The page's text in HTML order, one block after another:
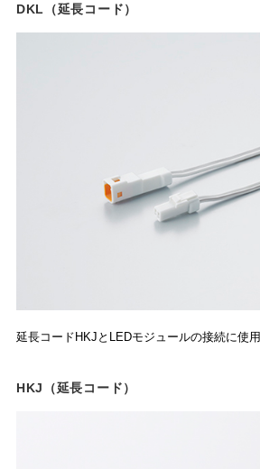
DKL（延長コード）
延長コードHKJとLEDモジュールの接続に使用
HKJ（延長コード）